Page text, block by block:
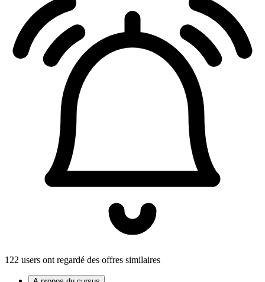
122 users ont regardé des offres similaires